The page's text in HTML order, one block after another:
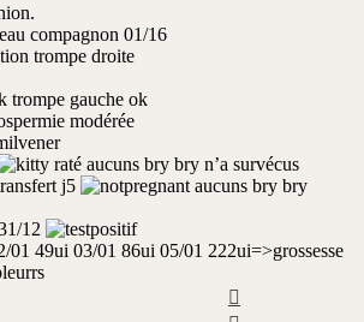
compagnon 01/16
trompe droite
trompe gauche ok
modérée
raté aucuns bry bry n’a survécus
j5
aucuns bry bry
12
01 49ui 03/01 86ui 05/01 222ui=>grossesse